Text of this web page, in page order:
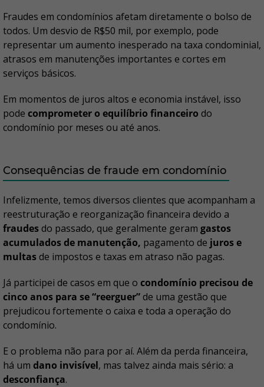
Fraudes em condomínios afetam diretamente o bolso de
todos. Um desvio de R$50 mil, por exemplo, pode
representar um aumento inesperado na taxa condominial,
atrasos em manutenções importantes e cortes em
serviços básicos.
Em momentos de juros altos e economia instável, isso
pode comprometer o equilíbrio financeiro do
condomínio por meses ou até anos.
Consequências de fraude em condomínio
Infelizmente, temos diversos clientes que acompanham a
reestruturação e reorganização financeira devido a
fraudesdo passado, que geralmente geram gastos
acumulados de manutenção, pagamento de juros e
multasde impostos e taxas em atraso não pagas.
Já participei de casos em que o condomínio precisou de
cinco anos para se “reerguer”de uma gestão que
prejudicou fortemente o caixa e toda a operação do
condomínio.
E o problema não para por aí. Além da perda financeira,
há um dano invisível, mas talvez ainda mais sério: a
desconfiança.